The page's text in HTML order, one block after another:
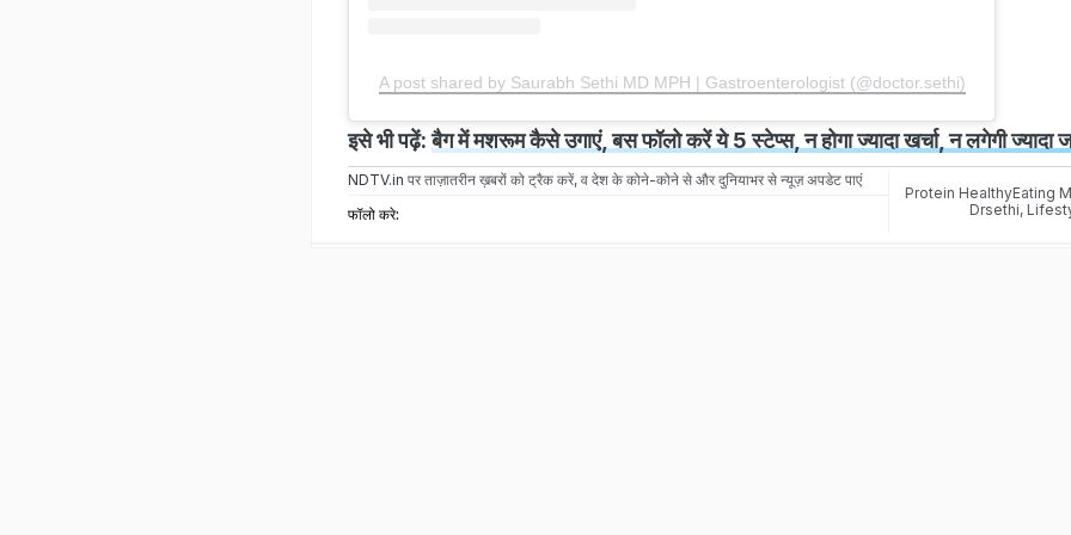
A post shared by Saurabh Sethi MD MPH | Gastroenterologist (@doctor.sethi)
इसे भी पढ़ें:बैग में मशरूम कैसे उगाएं, बस फॉलो करें ये 5 स्टेप्स, न होगा ज्यादा खर्चा, न लगेगी ज्यादा
NDTV.in पर ताज़ातरीन ख़बरों को ट्रैक करें, व देश के कोने-कोने से और दुनियाभर से न्यूज़ अपडेट पाएं
फॉलो करे:
Protein HealthyEating
Drsethi,